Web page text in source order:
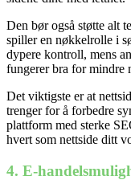
Den bør også støtte alt
spiller en nøkkelrolle i
dypere kontroll, mens
fungerer bra for mindre
Det viktigste er at
trenger for å forbedre
plattform med sterke
hvert som nettside ditt
4. E-